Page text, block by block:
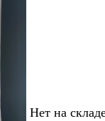
Нет на